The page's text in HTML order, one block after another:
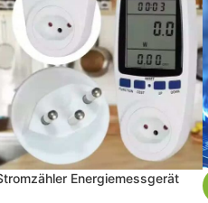
Energiemessgerät